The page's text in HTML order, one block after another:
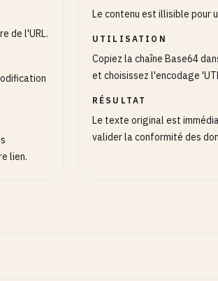
de l'URL.
lien.
Le contenu est illisible pour
UTILISATION
Copiez la chaîne Base64
et choisissez l'encodage
RÉSULTAT
Le texte original est
valider la conformité des